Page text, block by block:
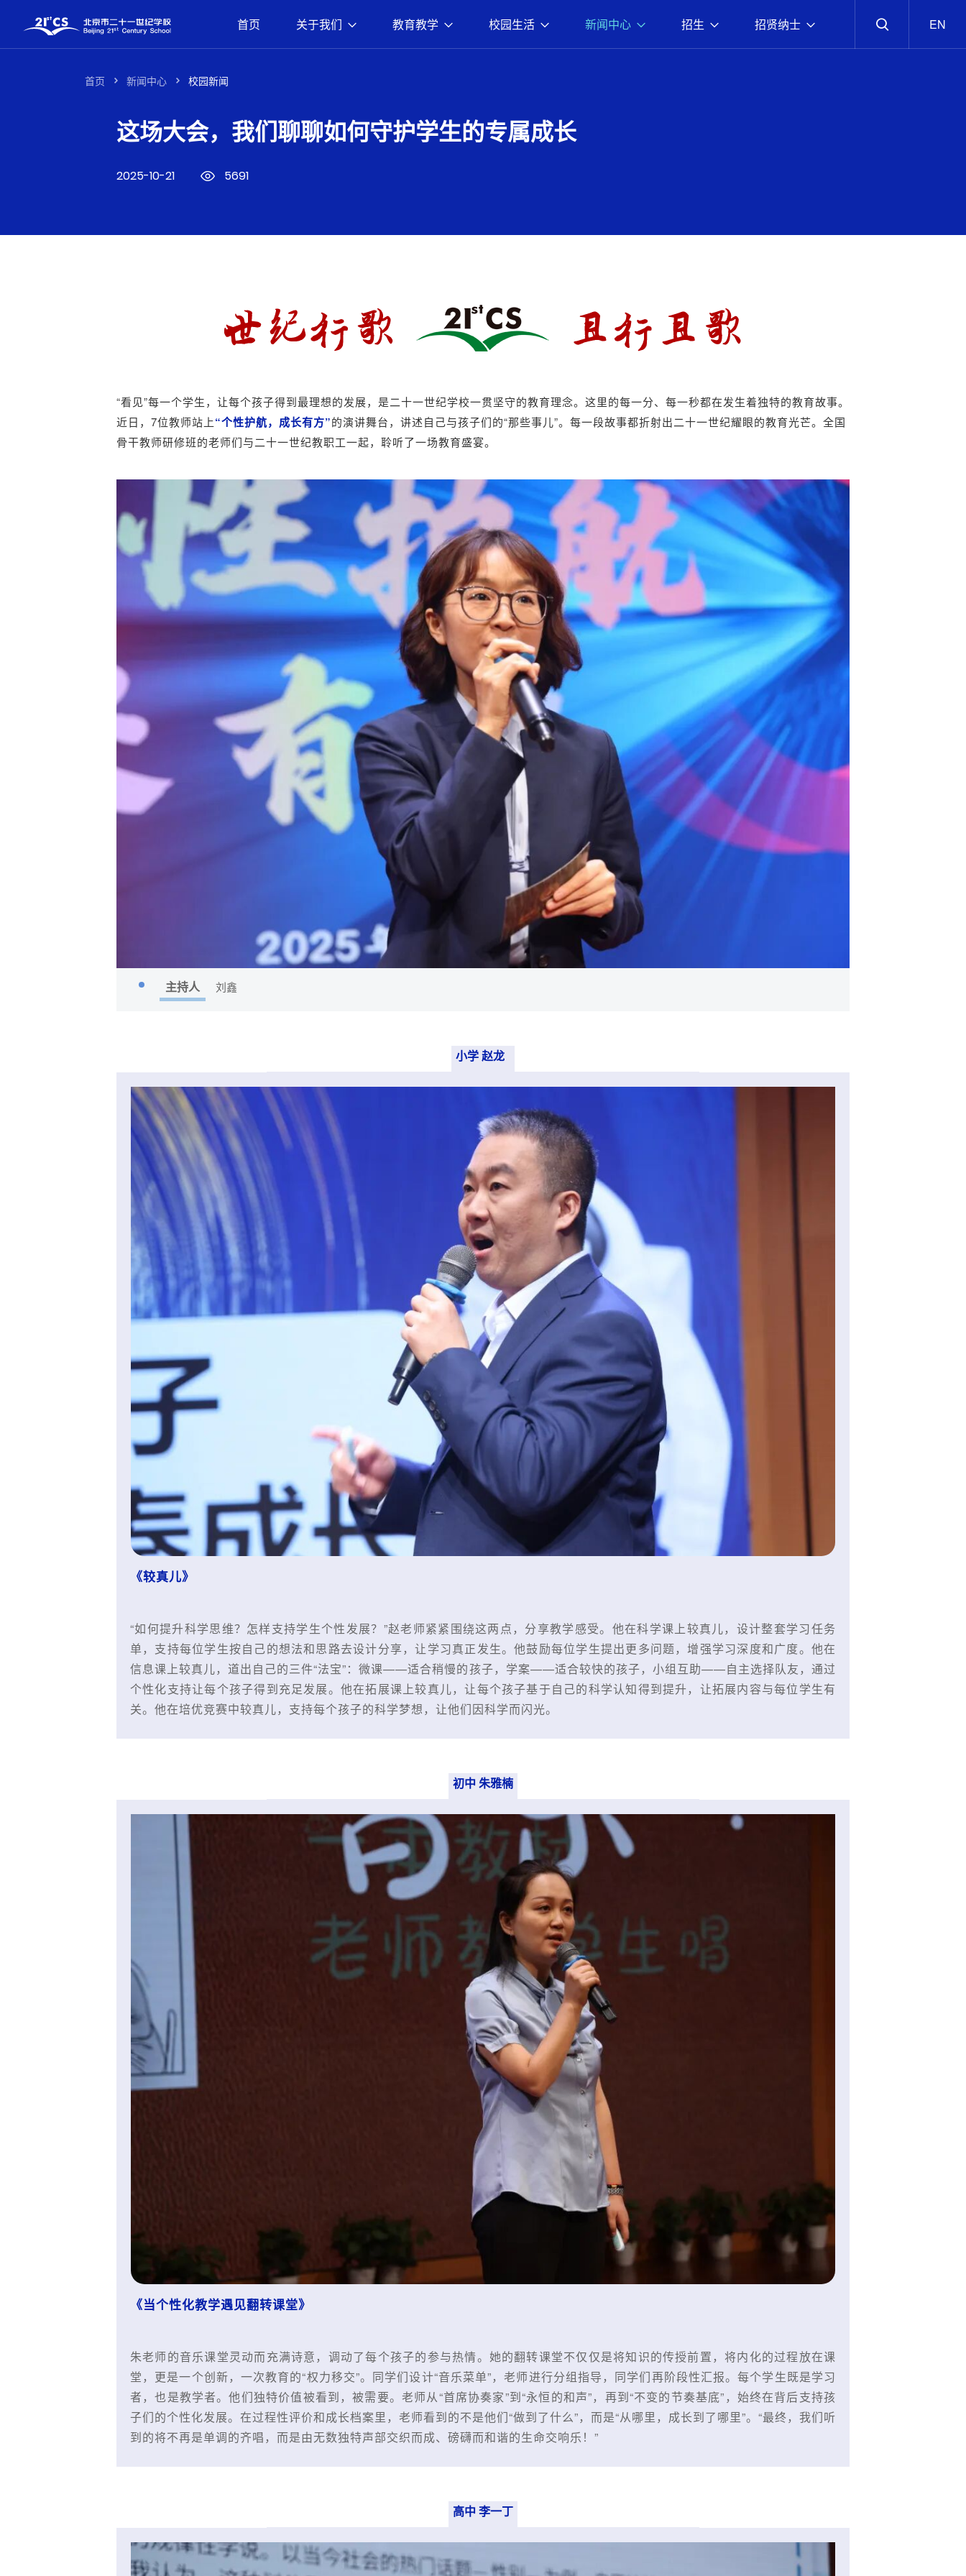
首页 关于我们 教育教学 校园生活 新闻中心 招生 招贤纳士 EN
首页 新闻中心 校园新闻
这场大会，我们聊聊如何守护学生的专属成长
2025-10-21 5691
“看见”每一个学生，让每个孩子得到最理想的发展，是二十一世纪学校一贯坚守的教育理念。这里的每一分、每一秒都在发生着独特的教育故事。
近日，7位教师站上“个性护航，成长有方”的演讲舞台，讲述自己与孩子们的“那些事儿”。每一段故事都折射出二十一世纪耀眼的教育光芒。 全国
骨干教师研修班的老师们与二十一世纪教职工一起，聆听了一场教育盛宴。
主持人 刘鑫
小学 赵龙
《较真儿》
“如何提升科学思维？怎样支持学生个性发展？”赵老师紧紧围绕这两点，分享教学感受。他在科学课上较真儿，设计整套学习任务
单，支持每位学生按自己的想法和思路去设计分享，让学习真正发生。他鼓励每位学生提出更多问题，增强学习深度和广度。他在
信息课上较真儿，道出自己的三件“法宝”：微课——适合稍慢的孩子，学案——适合较快的孩子，小组互助——自主选择队友，通过
个性化支持让每个孩子得到充足发展。他在拓展课上较真儿，让每个孩子基于自己的科学认知得到提升，让拓展内容与每位学生有
关。他在培优竞赛中较真儿，支持每个孩子的科学梦想，让他们因科学而闪光。
初中 朱雅楠
《当个性化教学遇见翻转课堂》
朱老师的音乐课堂灵动而充满诗意，调动了每个孩子的参与热情。她的翻转课堂不仅仅是将知识的传授前置，将内化的过程放在课
堂，更是一个创新，一次教育的“权力移交”。同学们设计“音乐菜单”，老师进行分组指导，同学们再阶段性汇报。每个学生既是学习
者，也是教学者。他们独特价值被看到，被需要。老师从“首席协奏家”到“永恒的和声”，再到“不变的节奏基底”，始终在背后支持孩
子们的个性化发展。在过程性评价和成长档案里，老师看到的不是他们“做到了什么”，而是“从哪里，成长到了哪里”。“最终，我们听
到的将不再是单调的齐唱，而是由无数独特声部交织而成、磅礴而和谐的生命交响乐！”
高中 李一丁